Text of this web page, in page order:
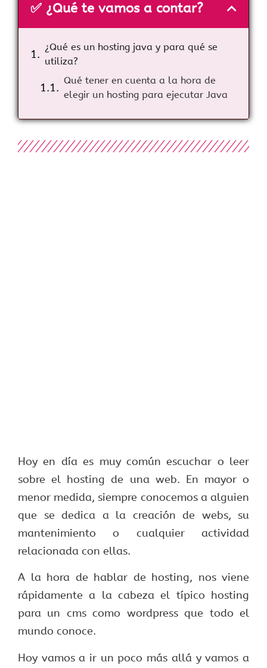
✅ ¿Qué te vamos a contar?
¿Qué es un hosting java y para qué se
utiliza?
Qué tener en cuenta a la hora de
elegir un hosting para ejecutar Java
Hoy en día es muy común escuchar o leer
sobre el hosting de una web. En mayor o
menor medida, siempre conocemos a alguien
que se dedica a la creación de webs, su
mantenimiento o cualquier actividad
relacionada con ellas.
A la hora de hablar de hosting, nos viene
rápidamente a la cabeza el típico hosting
para un cms como wordpress que todo el
mundo conoce.
Hoy vamos a ir un poco más allá y vamos a